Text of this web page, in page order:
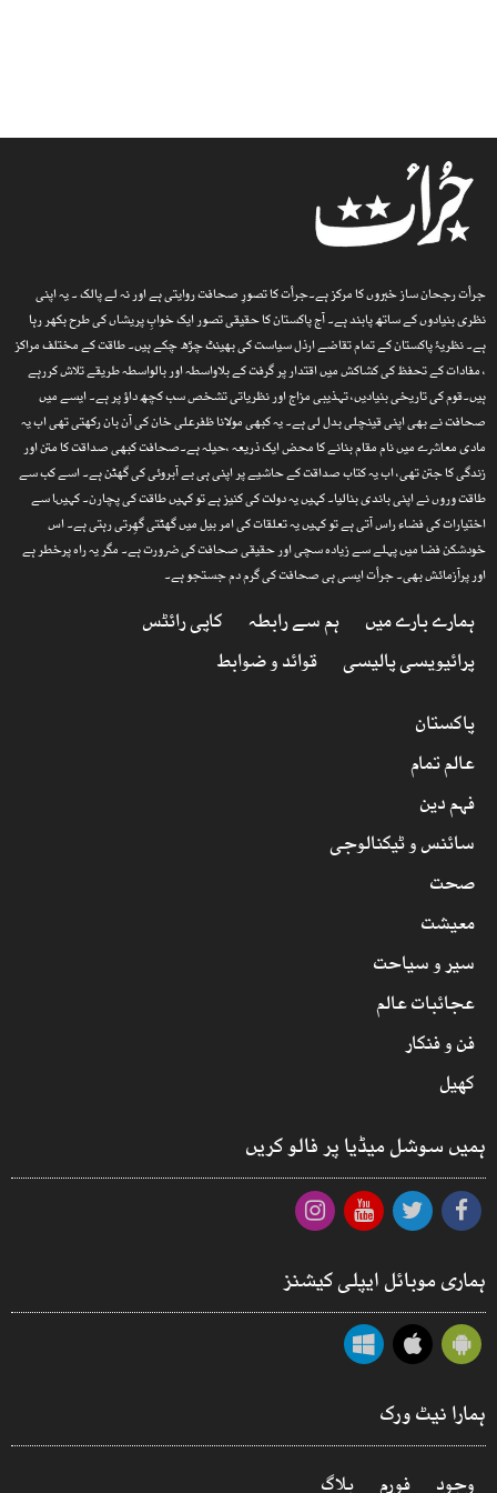
جرأت رجحان ساز خبروں کا مرکز ہے۔جرأت کا تصورِ صحافت روایتی ہے اور نہ لے پالک ۔ یہ اپنی
نظری بنیادوں کے ساتھ پابند ہے۔ آج پاکستان کا حقیقی تصور ایک خوابِ پریشاں کی طرح بکھر رہا
ہے۔ نظریۂ پاکستان کے تمام تقاضے ارذل سیاست کی بھینٹ چڑھ چکے ہیں۔ طاقت کے مختلف مراکز
، مفادات کے تحفظ کی کشاکش میں اقتدار پر گرفت کے بلاواسطہ اور بالواسطہ طریقے تلاش کررہے
ہیں۔قوم کی تاریخی بنیادیں، تہذیبی مزاج اور نظریاتی تشخص سب کچھ داؤ پر ہے۔ ایسے میں
صحافت نے بھی اپنی قینچلی بدل لی ہے۔ یہ کبھی مولانا ظفرعلی خان کی آن بان رکھتی تھی اب یہ
مادی معاشرے میں نام مقام بنانے کا محض ایک ذریعہ ،حیلہ ہے۔صحافت کبھی صداقت کا متن اور
زندگی کا جتن تھی، اب یہ کتاب صداقت کے حاشیے پر اپنی ہی بے آبروئی کی گھٹن ہے۔ اسے کب سے
طاقت وروں نے اپنی باندی بنالیا۔ کہیں یہ دولت کی کنیز ہے تو کہیں طاقت کی پچارن۔ کہیںا سے
اختیارات کی فضاء راس آتی ہے تو کہیں یہ تعلقات کی امر بیل میں گھٹتی گھِرتی رہتی ہے۔ اس
خودشکن فضا میں پہلے سے زیادہ سچی اور حقیقی صحافت کی ضرورت ہے۔ مگر یہ راہ پرخطر ہے
اور پرآزمائش بھی۔ جرأت ایسی ہی صحافت کی گرم دم جستجو ہے۔
ہمارے بارے میں ہم سے رابطہ
کاپی رائٹس
پرائیویسی پالیسی
قوائد و ضوابط
پاکستان
عالم تمام
فہم دین
سائنس و ٹیکنالوجی
صحت
معیشت
سیر و سیاحت
عجائبات عالم
فن و فنکار
کھیل
ہمیں سوشل میڈیا پر فالو کریں
ہماری موبائل ایپلی کیشنز
ہمارا نیٹ ورک